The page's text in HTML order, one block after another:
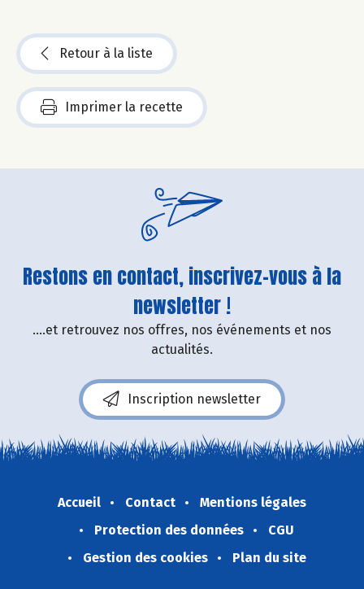
Retour à la liste
Imprimer la recette
Restons en contact, inscrivez-vous à la
newsletter !
....et retrouvez nos offres, nos événements et nos
actualités.
Inscription newsletter
Accueil Contact
Mentions légales
Protection des données
CGU
Gestion des cookies
Plan du site